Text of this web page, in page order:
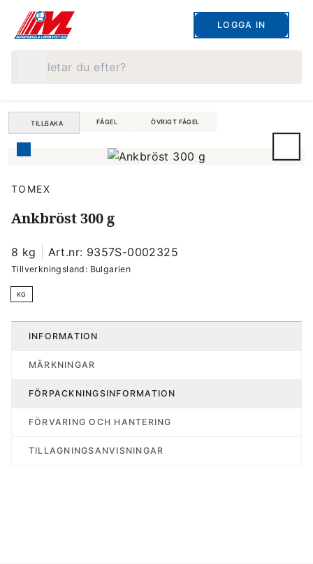
LOGGA IN
TILLBAKA FÅGEL ÖVRIGT FÅGEL
TOMEX
Ankbröst 300 g
8 kg Art.nr: 9357S-0002325
Tillverkningsland: Bulgarien
KG
INFORMATION
MÄRKNINGAR
FÖRPACKNINGSINFORMATION
FÖRVARING OCH HANTERING
TILLAGNINGSANVISNINGAR